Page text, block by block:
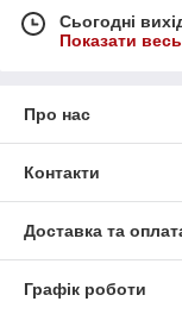
Сьогодні
Показати
Про нас
Контакти
Доставка та
Графік роботи